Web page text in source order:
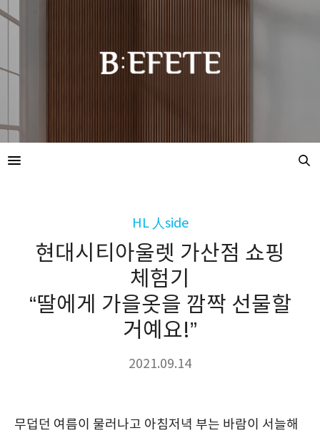
HL 人side
현대시티아울렛 가산점 쇼핑
체험기
“딸에게 가을옷을 깜짝 선물할
거예요!”
2021.09.14
무덥던 여름이 물러나고 아침저녁 부는 바람이 서늘해